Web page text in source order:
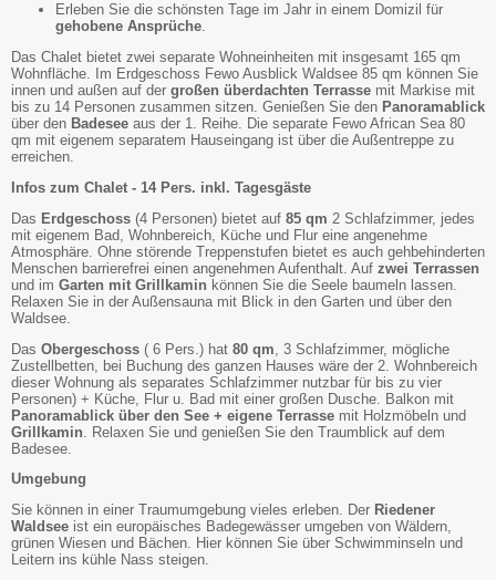
Erleben Sie die schönsten Tage im Jahr in einem Domizil für
gehobene Ansprüche.
Das Chalet bietet zwei separate Wohneinheiten mit insgesamt 165 qm
Wohnfläche. Im Erdgeschoss Fewo Ausblick Waldsee 85 qm können Sie
innen und außen auf der großen überdachten Terrasse mit Markise mit
bis zu 14 Personen zusammen sitzen. Genießen Sie den Panoramablick
über den Badesee aus der 1. Reihe. Die separate Fewo African Sea 80
qm mit eigenem separatem Hauseingang ist über die Außentreppe zu
erreichen.
Infos zum Chalet - 14 Pers. inkl. Tagesgäste
Das Erdgeschoss (4 Personen) bietet auf 85 qm 2 Schlafzimmer, jedes
mit eigenem Bad, Wohnbereich, Küche und Flur eine angenehme
Atmosphäre. Ohne störende Treppenstufen bietet es auch gehbehinderten
Menschen barrierefrei einen angenehmen Aufenthalt. Auf zwei Terrassen
und im Garten mit Grillkamin können Sie die Seele baumeln lassen.
Relaxen Sie in der Außensauna mit Blick in den Garten und über den
Waldsee.
Das Obergeschoss ( 6 Pers.) hat 80 qm , 3 Schlafzimmer, mögliche
Zustellbetten, bei Buchung des ganzen Hauses wäre der 2. Wohnbereich
dieser Wohnung als separates Schlafzimmer nutzbar für bis zu vier
Personen) + Küche, Flur u. Bad mit einer großen Dusche. Balkon mit
Panoramablick über den See + eigene Terrasse mit Holzmöbeln und
Grillkamin . Relaxen Sie und genießen Sie den Traumblick auf dem
Badesee.
Umgebung
Sie können in einer Traumumgebung vieles erleben. Der Riedener
Waldsee ist ein europäisches Badegewässer umgeben von Wäldern,
grünen Wiesen und Bächen. Hier können Sie über Schwimminseln und
Leitern ins kühle Nass steigen.